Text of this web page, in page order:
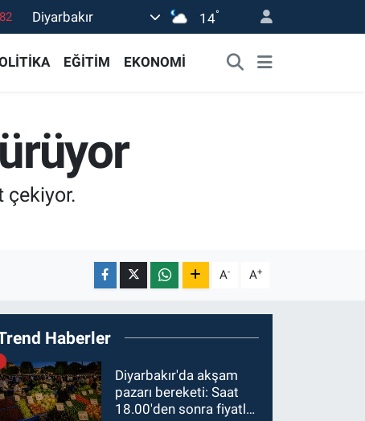
%0
Diyarbakır 14°
EĞİTİM EKONOMİ
çekiyor.
A- A+
Haberler
Diyarbakır'da akşam
pazarı bereketi: Saat
18.00'den sonra fiyatlar